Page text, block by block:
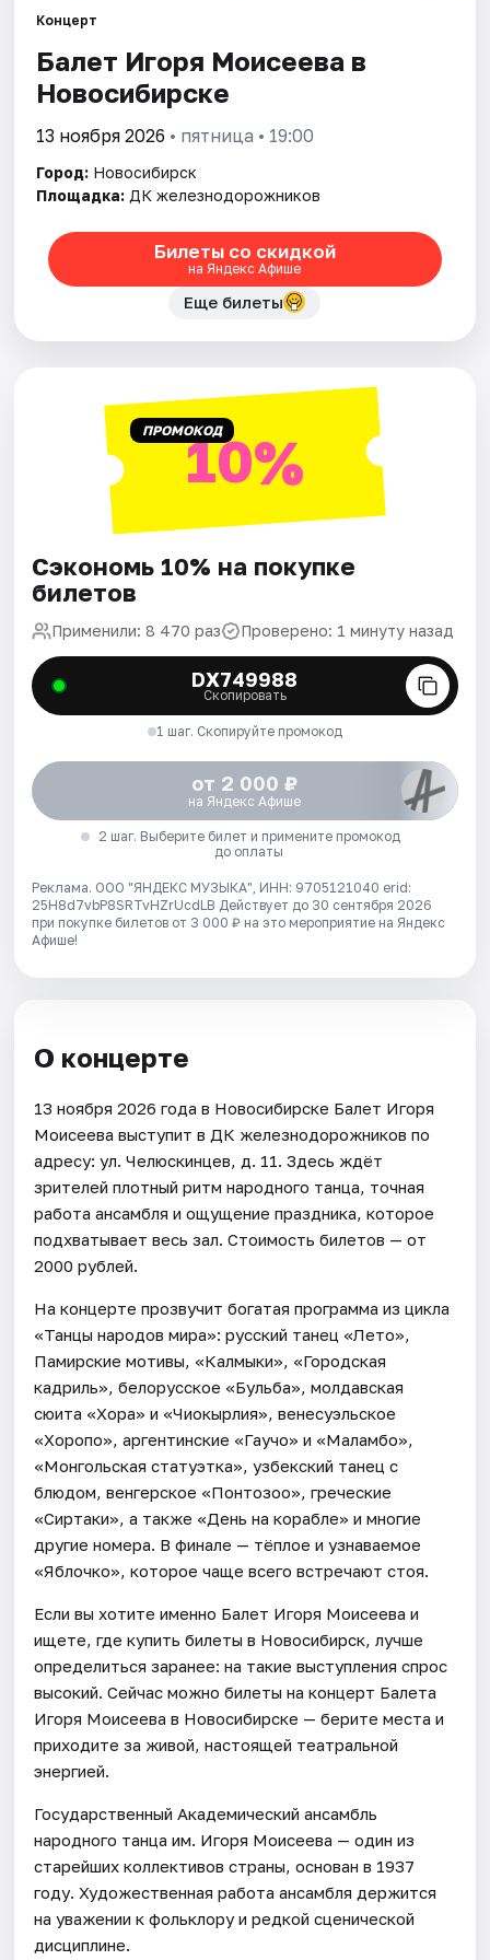
Города
Площадки
Рейтинги
Концерт
Балет Игоря Моисеева в
Новосибирске
13 ноября 2026 • пятница • 19:00
Город: Новосибирск
Площадка: ДК железнодорожников
Билеты со скидкой
на Яндекс Афише
Еще билеты
ПРОМОКОД10%
Сэкономь 10% на покупке
билетов
Применили: 8 470 раз Проверено: 1 минуту назад
DX749988
Скопировать
1 шаг. Скопируйте промокод
от 2 000 ₽
на Яндекс Афише
2 шаг. Выберите билет и примените промокод
до оплаты
Реклама. ООО "ЯНДЕКС МУЗЫКА", ИНН: 9705121040 erid:
25H8d7vbP8SRTvHZrUcdLB Действует до 30 сентября 2026
при покупке билетов от 3 000 ₽ на это мероприятие на Яндекс
Афише!
О концерте
13 ноября 2026 года в Новосибирске Балет Игоря
Моисеева выступит в ДК железнодорожников по
адресу: ул. Челюскинцев, д. 11. Здесь ждёт
зрителей плотный ритм народного танца, точная
работа ансамбля и ощущение праздника, которое
подхватывает весь зал. Стоимость билетов — от
2000 рублей.
На концерте прозвучит богатая программа из цикла
«Танцы народов мира»: русский танец «Лето»,
Памирские мотивы, «Калмыки», «Городская
кадриль», белорусское «Бульба», молдавская
сюита «Хора» и «Чиокырлия», венесуэльское
«Хоропо», аргентинские «Гаучо» и «Маламбо»,
«Монгольская статуэтка», узбекский танец с
блюдом, венгерское «Понтозоо», греческие
«Сиртаки», а также «День на корабле» и многие
другие номера. В финале — тёплое и узнаваемое
«Яблочко», которое чаще всего встречают стоя.
Если вы хотите именно Балет Игоря Моисеева и
ищете, где купить билеты в Новосибирск, лучше
определиться заранее: на такие выступления спрос
высокий. Сейчас можно билеты на концерт Балета
Игоря Моисеева в Новосибирске — берите места и
приходите за живой, настоящей театральной
энергией.
Государственный Академический ансамбль
народного танца им. Игоря Моисеева — один из
старейших коллективов страны, основан в 1937
году. Художественная работа ансамбля держится
на уважении к фольклору и редкой сценической
дисциплине.